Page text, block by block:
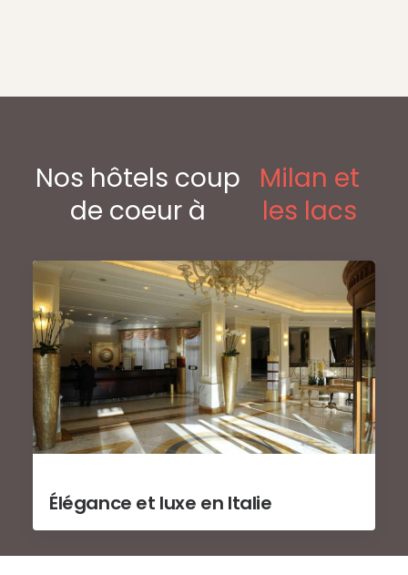
Nos hôtels coup
de coeur à
Milan et
les lacs
Élégance et luxe en Italie